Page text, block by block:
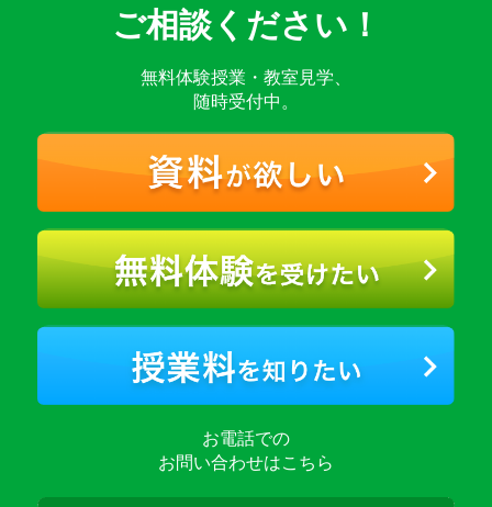
ご相談ください！
無料体験授業・教室見学、
随時受付中。
お電話での
お問い合わせはこちら